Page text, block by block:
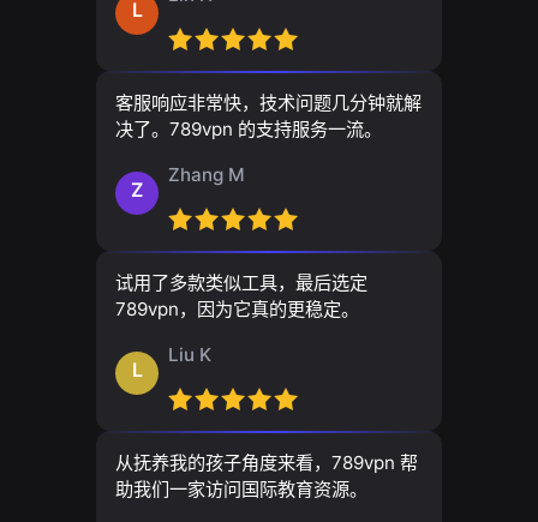
L
客服响应非常快，技术问题几分钟就解
决了。789vpn 的支持服务一流。
Z
Zhang M
试用了多款类似工具，最后选定
789vpn，因为它真的更稳定。
L
Liu K
从抚养我的孩子角度来看，789vpn 帮
助我们一家访问国际教育资源。